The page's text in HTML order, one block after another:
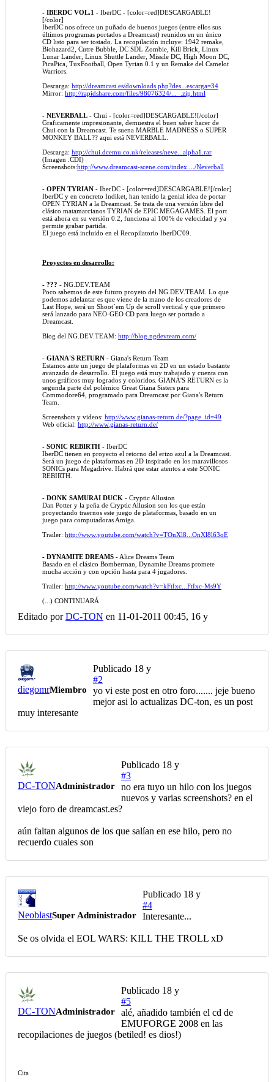
- IBERDC VOL.1 - IberDC - [color=red]DESCARGABLE!
[/color]
IberDC nos ofrece un puñado de buenos juegos (entre ellos sus
últimos programas portados a Dreamcast) reunidos en un único
CD listo para ser tostado. La recopilación incluye: 1942 remake,
Biohazard2, Cutre Bubble, DC SDL Zombie, Kill Brick, Linux
Lunar Lander, Linux Shuttle Lander, Missile DC, High Moon DC,
PicaPica, TuxFootball, Open Tyrian 0.1 y un Remake del Camelot
Warriors.
Descarga: http://dreamcast.es/downloads.php?des...escarga=34
Mirror: http://rapidshare.com/files/98076324/..._.zip.html
- NEVERBALL - Chui - [color=red]DESCARGABLE![/color]
Graficamente impresionante, demuestra el buen saber hacer de
Chui con la Dreamcast. Te suena MARBLE MADNESS o SUPER
MONKEY BALL?? aqui está NEVERBALL.
Descarga: http://chui.dcemu.co.uk/releases/neve...alpha1.rar
(Imagen .CDI)
Screenshots:http://www.dreamcast-scene.com/index..../Neverball
- OPEN TYRIAN - IberDC - [color=red]DESCARGABLE![/color]
IberDC y en concreto Indiket, han tenido la genial idea de portar
OPEN TYRIAN a la Dreamcast. Se trata de una versión libre del
clásico matamarcianos TYRIAN de EPIC MEGAGAMES. El port
está ahora en su versión 0.2, funciona al 100% de velocidad y ya
permite grabar partida.
El juego está incluido en el Recopilatorio IberDC'09.
Proyectos en desarrollo:
- ??? - NG.DEV.TEAM
Poco sabemos de este futuro proyeto del NG.DEV.TEAM. Lo que
podemos adelantar es que viene de la mano de los creadores de
Last Hope, será un Shoot´em Up de scroll vertical y que primero
será lanzado para NEO·GEO CD para luego ser portado a
Dreamcast.
Blog del NG.DEV.TEAM: http://blog.ngdevteam.com/
- GIANA'S RETURN - Giana's Return Team
Estamos ante un juego de plataformas en 2D en un estado bastante
avanzado de desarrollo. El juego está muy trabajado y cuenta con
unos gráficos muy logrados y coloridos. GIANA'S RETURN es la
segunda parte del polémico Great Giana Sisters para
Commodore64, programado para Dreamcast por Giana's Return
Team.
Screenshots y videos: http://www.gianas-return.de/?page_id=49
Web oficial: http://www.gianas-return.de/
- SONIC REBIRTH - IberDC
IberDC tienen en proyecto el retorno del erizo azul a la Dreamcast.
Será un juego de plataformas en 2D inspirado en los maravillosos
SONICs para Megadrive. Habrá que estar atentos a este SONIC
REBIRTH.
- DONK SAMURAI DUCK - Cryptic Allusion
Dan Potter y la peña de Cryptic Allusion son los que están
proyectando traernos este juego de plataformas, basado en un
juego para computadoras Amiga.
Trailer: http://www.youtube.com/watch?v=TOnXl8...OnXl8l63oE
- DYNAMITE DREAMS - Alice Dreams Team
Basado en el clásico Bomberman, Dynamite Dreams promete
mucha acción y con opción hasta para 4 jugadores.
Trailer: http://www.youtube.com/watch?v=kFtIxc...FtIxc-Ms9Y
(...) CONTINUARÁ
Editado porDC-TON en 11-01-2011 00:45, 16 y
diegomrMiembro
Publicado 18 y
#2
yo vi este post en otro foro....... jeje bueno
mejor asi lo actualizas DC-ton, es un post
muy interesante
DC-TONAdministrador
Publicado 18 y
#3
no era tuyo un hilo con los juegos
nuevos y varias screenshots? en el
viejo foro de dreamcast.es?
aún faltan algunos de los que salían en ese hilo, pero no
recuerdo cuales son
NeoblastSuper Administrador
Publicado 18 y
#4
Interesante...
Se os olvida el EOL WARS: KILL THE TROLL xD
DC-TONAdministrador
Publicado 18 y
#5
alé, añadido también el cd de
EMUFORGE 2008 en las
recopilaciones de juegos (betiled! es dios!)
Cita